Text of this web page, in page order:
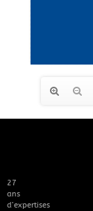
27
ans
d’expertises